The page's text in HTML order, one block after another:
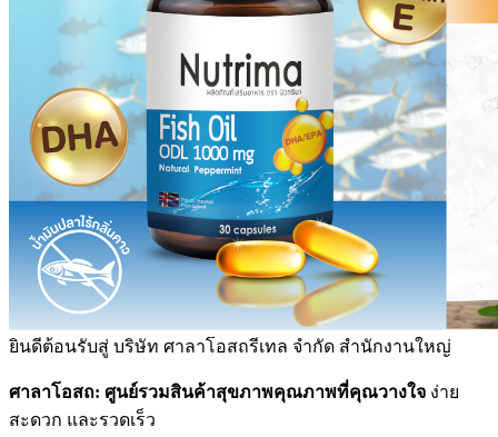
ยินดีต้อนรับสู่ บริษัท ศาลาโอสถรีเทล จำกัด สำนักงานใหญ่
ศาลาโอสถ: ศูนย์รวมสินค้าสุขภาพคุณภาพที่คุณวางใจ ง่าย
สะดวก และรวดเร็ว